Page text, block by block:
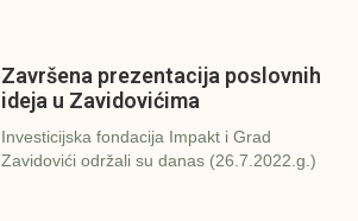
Završena prezentacija poslovnih
ideja u Zavidovićima
Investicijska fondacija Impakt i Grad
Zavidovići održali su danas (26.7.2022.g.)